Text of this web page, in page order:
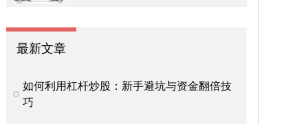
最新文章
如何利用杠杆炒股：新手避坑与资金翻倍技
巧